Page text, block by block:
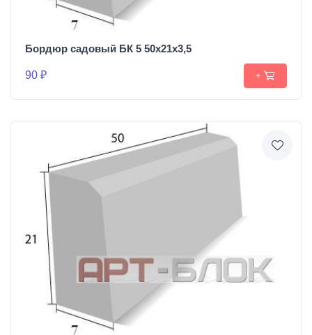
Бордюр садовый БК 5 50х21х3,5
90 ₽ +